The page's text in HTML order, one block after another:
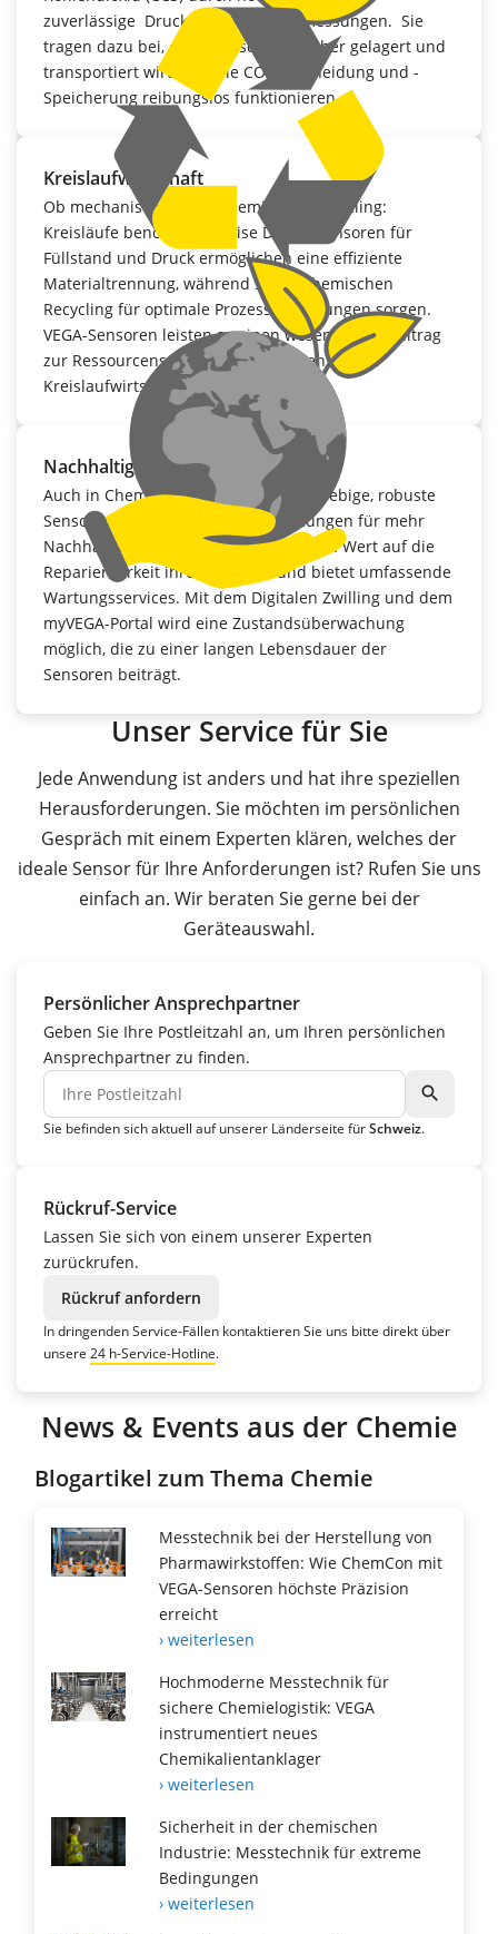
zuverlässige Druck- und Füllstandmessungen. Sie
tragen dazu bei, dass Wasserstoff sicher gelagert und
transportiert wird und die CO₂-Abscheidung und -
Speicherung reibungslos funktionieren.
Kreislaufwirtschaft
Ob mechanisches oder chemisches Recycling:
Kreisläufe benötigen präzise Daten. Sensoren für
Füllstand und Druck ermöglichen eine effiziente
Materialtrennung, während sie im chemischen
Recycling für optimale Prozessbedingungen sorgen.
VEGA-Sensoren leisten so einen wesentlichen Beitrag
zur Ressourcenschonung und Effizienz in der
Kreislaufwirtschaft.
Nachhaltige Messtechnik
Auch in Chemieanlagen gehören langlebige, robuste
Sensoren zu den Grundvoraussetzungen für mehr
Nachhaltigkeit. VEGA legt daher großen Wert auf die
Reparierbarkeit ihrer Produkte und bietet umfassende
Wartungsservices. Mit dem Digitalen Zwilling und dem
myVEGA-Portal wird eine Zustandsüberwachung
möglich, die zu einer langen Lebensdauer der
Sensoren beiträgt.
Unser Service für Sie
Jede Anwendung ist anders und hat ihre speziellen
Herausforderungen. Sie möchten im persönlichen
Gespräch mit einem Experten klären, welches der
ideale Sensor für Ihre Anforderungen ist? Rufen Sie uns
einfach an. Wir beraten Sie gerne bei der
Geräteauswahl.
Persönlicher Ansprechpartner
Geben Sie Ihre Postleitzahl an, um Ihren persönlichen
Ansprechpartner zu finden.
search
Sie befinden sich aktuell auf unserer Länderseite fürSchweiz.
Rückruf-Service
Lassen Sie sich von einem unserer Experten
zurückrufen.
Rückruf anfordern
In dringenden Service-Fällen kontaktieren Sie uns bitte direkt über
unsere 24 h-Service-Hotline.
News & Events aus der Chemie
Blogartikel zum Thema Chemie
Messtechnik bei der Herstellung von
Pharmawirkstoffen: Wie ChemCon mit
VEGA-Sensoren höchste Präzision
erreicht
› weiterlesen
Hochmoderne Messtechnik für
sichere Chemielogistik: VEGA
instrumentiert neues
Chemikalientanklager
› weiterlesen
Sicherheit in der chemischen
Industrie: Messtechnik für extreme
Bedingungen
› weiterlesen